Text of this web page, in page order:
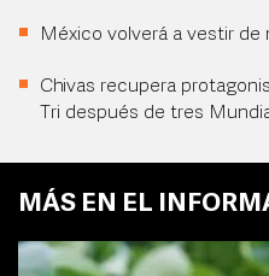
México volverá a vestir de
Chivas recupera
Tri después de tres
MÁS EN EL